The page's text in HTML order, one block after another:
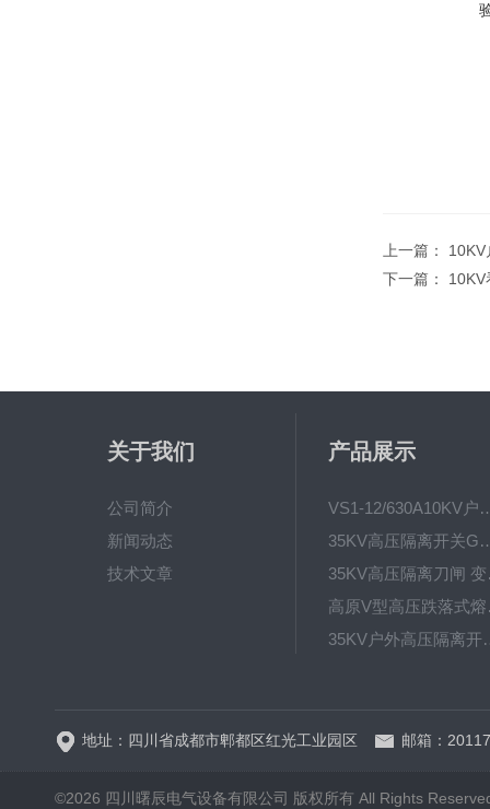
上一篇： 10KV
下一篇：
关于我们
公司简介
新闻动态
技术文章
产品展示
VS1-12/630A10KV
35KV高压隔离开关
高
35KV户外
地址：四川省成都市郫都区红光工业园区 邮箱：
©2026 四川曙辰电气设备有限公司 版权所有 All Rights